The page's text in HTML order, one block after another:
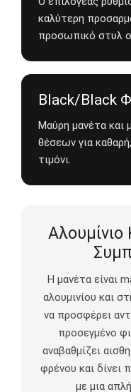
καλύτερη
προσωπικό στυλ
Black/Black
Μαύρη μανέτα και
θέσεων για
τιμόνι.
Η μανέτα είναι
αλουμινίου και
να προσφέρει
προσεγμένο
αναβαθμίζει
φρένου και δίνει
με μια